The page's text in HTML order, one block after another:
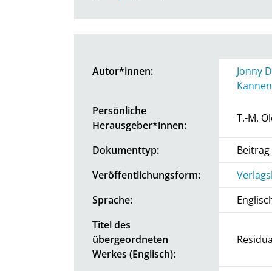
Autor*innen:
Jonny
Persönliche
Herausgeber*innen:
T.-M.
Dokumenttyp:
Veröffentlichungsform:
Sprache:
Titel des
übergeordneten
Werkes (Englisch):